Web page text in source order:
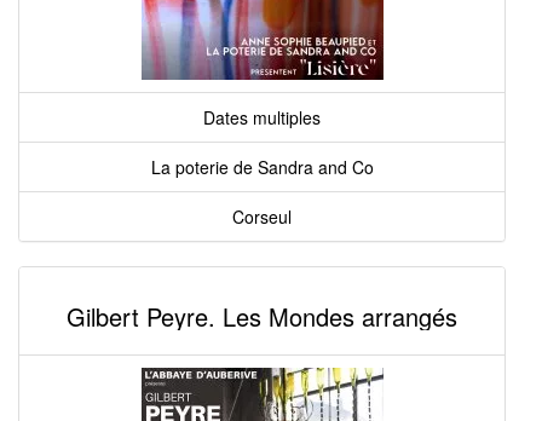
Dates multiples
La poterie de Sandra and Co
Corseul
Gilbert Peyre. Les Mondes arrangés